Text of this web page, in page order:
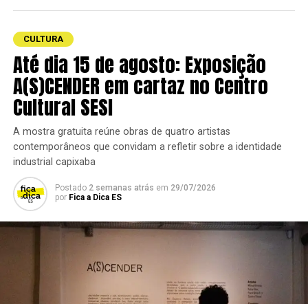
Videoclipes
Ambiental
e a7ª Mostra Do Outro Lado – Cinema
Fantástico.
TÓPICOS RELACIONADOS:
FESTIVAL DE CINEMA DE VITÓRIA
VITÓRIA
múltiplos horários. Osingressos são gratuitose
podem ser retirados antecipadamente pela
plataformaLets Events
bilheteria do Centro Cultural Sesc Glória.
CULTURA
Até dia 15 de agosto: Exposição
A(S)CENDER em cartaz no Centro
Cultural SESI
A mostra gratuita reúne obras de quatro artistas
contemporâneos que convidam a refletir sobre a identidade
industrial capixaba
Postado 2 semanas atrás em 29/07/2026
por Fica a Dica ES